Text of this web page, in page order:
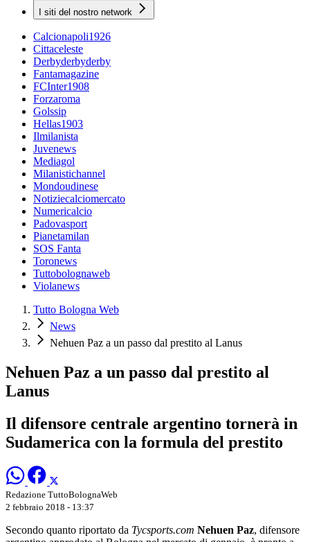
I siti del nostro network
Calcionapoli1926
Cittaceleste
Derbyderbyderby
Fantamagazine
FCInter1908
Forzaroma
Golssip
Hellas1903
Ilmilanista
Juvenews
Mediagol
Milanistichannel
Mondoudinese
Notiziecalciomercato
Numericalcio
Padovasport
Pianetamilan
SOS Fanta
Toronews
Tuttobolognaweb
Violanews
Tutto Bologna Web
News
Nehuen Paz a un passo dal prestito al Lanus
Nehuen Paz a un passo dal prestito al
Lanus
Il difensore centrale argentino tornerà in
Sudamerica con la formula del prestito
Redazione TuttoBolognaWeb
2 febbraio 2018 - 13:37
Secondo quanto riportato da Tycsports.com Nehuen Paz, difensore